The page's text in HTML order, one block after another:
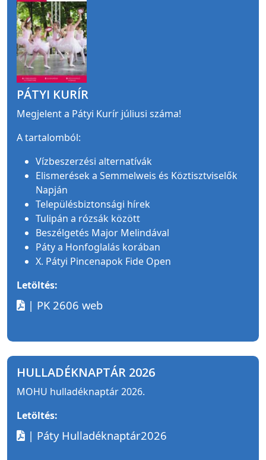
PÁTYI KURÍR
Megjelent a Pátyi Kurír júliusi száma!
A tartalomból:
Vízbeszerzési alternatívák
Elismerések a Semmelweis és Köztisztviselők
Napján
Településbiztonsági hírek
Tulipán a rózsák között
Beszélgetés Major Melindával
Páty a Honfoglalás korában
X. Pátyi Pincenapok Fide Open
Letöltés:
| PK 2606 web
HULLADÉKNAPTÁR 2026
MOHU hulladéknaptár 2026.
Letöltés:
| Páty Hulladéknaptár2026